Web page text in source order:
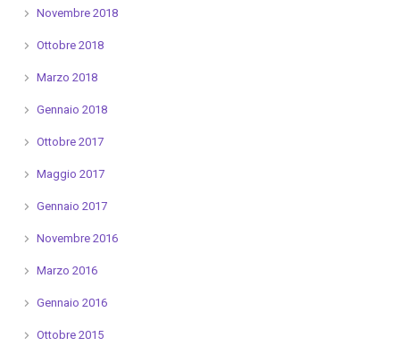
Novembre 2018
Ottobre 2018
Marzo 2018
Gennaio 2018
Ottobre 2017
Maggio 2017
Gennaio 2017
Novembre 2016
Marzo 2016
Gennaio 2016
Ottobre 2015